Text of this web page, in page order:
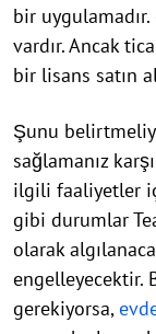
bir uygulamadır.
vardır. Ancak
bir lisans satın
Şunu
sağlamanız
ilgili faaliyetler
gibi durumlar
olarak
engelleyecektir.
gerekiyorsa,